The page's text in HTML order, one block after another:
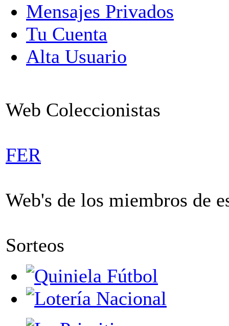
Mensajes Privados
Tu Cuenta
Alta Usuario
Web Coleccionistas
FER
Web's de los miembros de
Sorteos